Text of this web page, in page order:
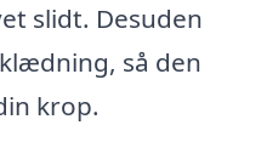
slidt. Desuden
så den
krop.